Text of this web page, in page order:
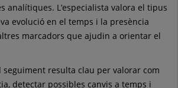
analítiques. L’especialista valora el tipus
evolució en el temps i la presència
marcadors que ajudin a orientar el
seguiment resulta clau per valorar com
detectar possibles canvis a temps i